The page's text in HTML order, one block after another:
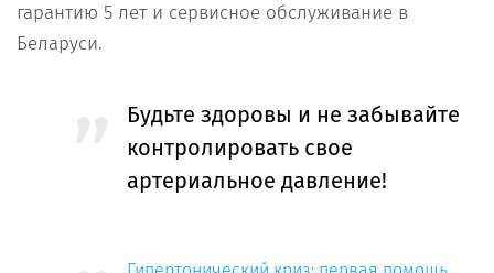
гарантию 5 лет и сервисное обслуживание в
Беларуси.
Будьте здоровы и не забывайте
контролировать свое
артериальное давление!